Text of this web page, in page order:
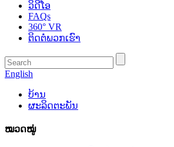
ວິດີໂອ
FAQs
360° VR
ຕິດ​ຕໍ່​ພວກ​ເຮົາ
English
ບ້ານ
ຜະລິດຕະພັນ
ໝວດໝູ່